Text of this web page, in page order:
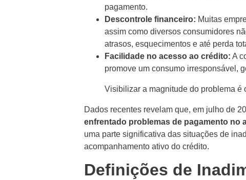
pagamento.
Descontrole financeiro: Muitas
assim como diversos consumidores
atrasos, esquecimentos e até perda
Facilidade no acesso ao crédito: A
promove um consumo irresponsável,
Visibilizar a magnitude do problema é
Dados recentes revelam que, em julho de
enfrentado problemas de pagamento no
uma parte significativa das situações de
acompanhamento ativo do crédito.
Definições de